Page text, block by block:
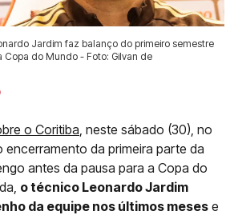
Jardim faz balanço do primeiro semestre
Copa do Mundo - Foto: Gilvan de
o Coritiba , neste sábado (30), no
encerramento da primeira parte da
antes da pausa para a Copa do
o técnico Leonardo Jardim
da equipe nos últimos meses e